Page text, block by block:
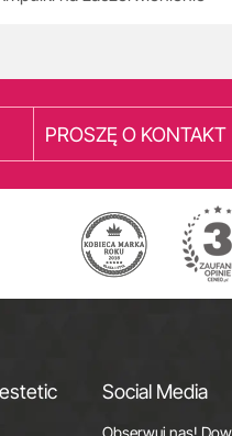
PROSZĘ O KONTAKT
Social Media
Obserwuj nas!